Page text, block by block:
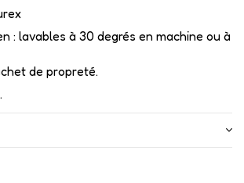
: lavables à 30 degrés en machine ou à
de propreté.